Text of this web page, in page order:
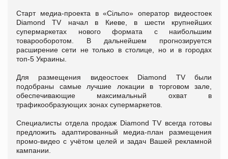
Старт медиа-проекта в «Сільпо» оператор видеостоек
Diamond TV начал в Киеве, в шести крупнейших
супермаркетах нового формата с наибольшим
товарооборотом. В дальнейшем прогнозируется
расширение сети не только в столице, но и в городах
топ-5 Украины.
Для размещения видеостоек Diamond TV были
подобраны самые лучшие локации в торговом зале,
обеспечивающие максимальный охват в
трафикообразующих зонах супермаркетов.
Специалисты отдела продаж Diamond TV всегда готовы
предложить адаптированный медиа-план размещения
промо-видео с учётом целей и задач Вашей рекламной
кампании.